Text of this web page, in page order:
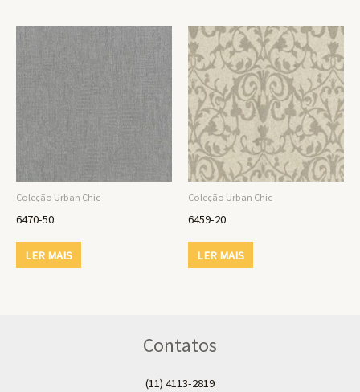
Coleção Urban Chic
6470-50
LER MAIS
Coleção Urban Chic
6459-20
LER MAIS
Contatos
(11) 4113-2819